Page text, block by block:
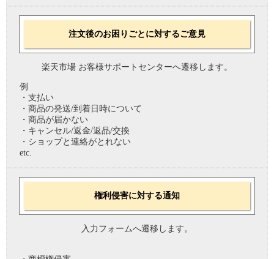
注文後のお困りごとに対するご意見
楽天市場 お客様サポートセンターへ遷移します。
例
・支払い
・商品の発送/到着日時について
・商品が届かない
・キャンセル/返金/返品/交換
・ショップと連絡がとれない
etc.
権利侵害に対する通知
入力フォームへ遷移します。